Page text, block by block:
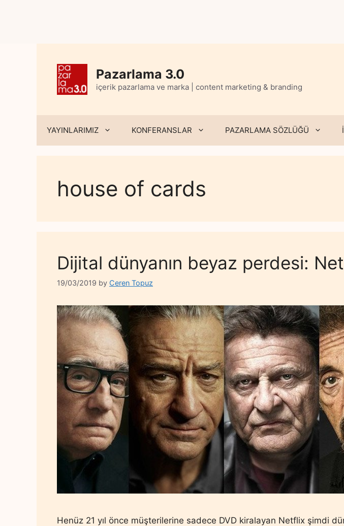
Pazarlama 3.0
içerik pazarlama ve marka | content marketing & branding
YAYINLARIMIZ KONFERANSLAR PAZARLAMA SÖZLÜĞÜ
house of cards
Dijital dünyanın beyaz perdesi:
19/03/2019 by Ceren Topuz
Henüz 21 yıl önce müşterilerine sadece DVD kiralayan Netflix şimdi